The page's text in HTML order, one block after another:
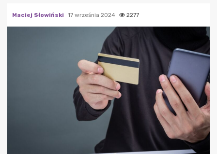
Maciej Słowiński 17 września 2024 2277